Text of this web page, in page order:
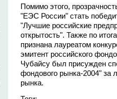
Помимо этого,
"ЕЭС России" стать
"Лучшие российские
открытость". Также по
признана лауреатом
эмитент российского
Чубайсу был присужден
фондового рынка-2004" за
рынка.